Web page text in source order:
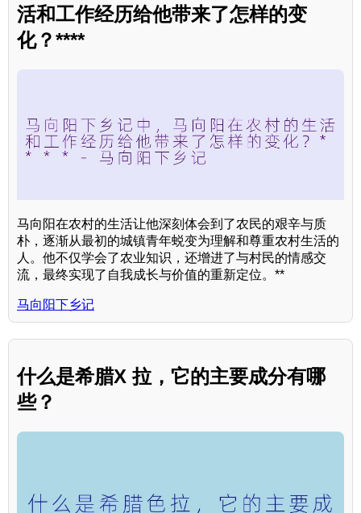
活和工作经历给他带来了怎样的变
化？****
马向阳在农村的生活让他深刻体会到了农民的艰辛与质
朴，逐渐从最初的城镇青年蜕变为理解和尊重农村生活的
人。他不仅学会了农业知识，还增进了与村民的情感交
流，最终实现了自我成长与价值的重新定位。**
马向阳下乡记
什么是希腊X 拉，它的主要成分有哪
些？